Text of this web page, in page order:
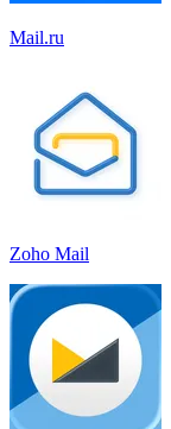
Mail.ru
Zoho Mail